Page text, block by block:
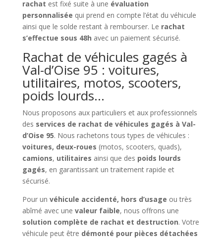
rachat est fixé suite à une évaluation
personnalisée qui prend en compte l’état du véhicule
ainsi que le solde restant à rembourser. Le rachat
s’effectue sous 48h avec un paiement sécurisé.
Rachat de véhicules gagés à
Val-d’Oise 95 : voitures,
utilitaires, motos, scooters,
poids lourds…
Nous proposons aux particuliers et aux professionnels
des services de rachat de véhicules gagés à Val-
d’Oise 95. Nous rachetons tous types de véhicules :
voitures, deux-roues (motos, scooters, quads),
camions, utilitaires ainsi que des poids lourds
gagés, en garantissant un traitement rapide et
sécurisé.
Pour un véhicule accidenté, hors d’usage ou très
abîmé avec une valeur faible, nous offrons une
solution complète de rachat et destruction. Votre
véhicule peut être démonté pour pièces détachées